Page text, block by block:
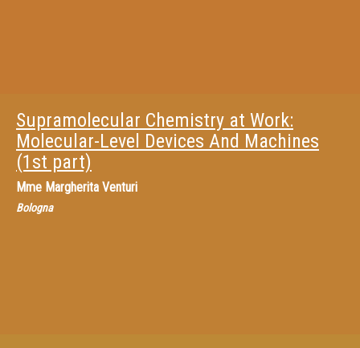
Supramolecular Chemistry at Work:
Molecular-Level Devices And Machines
(1st part)
Mme Margherita Venturi
Bologna